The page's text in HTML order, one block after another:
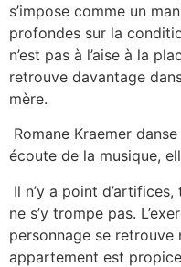
s’impose comme un
profondes sur la
n’est pas à l’aise à la
retrouve davantage
mère.
Romane Kraemer
écoute de la musique,
Il n’y a point
ne s’y trompe pas.
personnage se
appartement est